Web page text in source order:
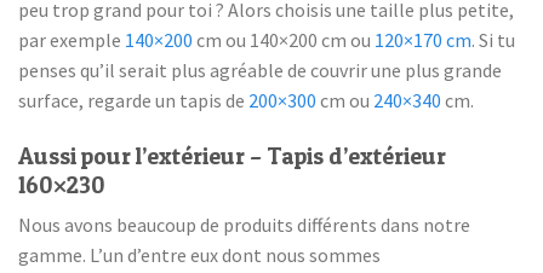
peu trop grand pour toi ? Alors choisis une taille plus petite,
par exemple 140×200 cm ou 140×200 cm ou 120×170 cm. Si tu
penses qu’il serait plus agréable de couvrir une plus grande
surface, regarde un tapis de 200×300 cm ou 240×340 cm.
Aussi pour l’extérieur – Tapis d’extérieur
160×230
Nous avons beaucoup de produits différents dans notre
gamme. L’un d’entre eux dont nous sommes